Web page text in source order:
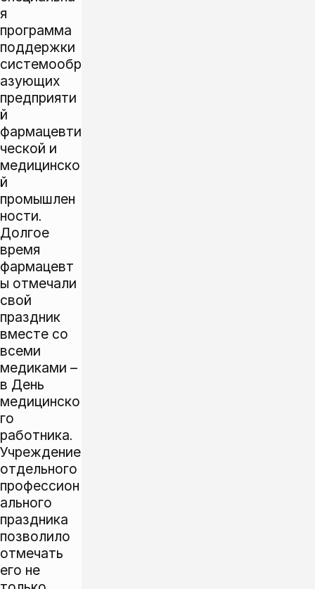
я
программа
поддержки
системообр
азующих
предприяти
й
фармацевти
ческой и
медицинско
й
промышлен
ности.
Долгое
время
фармацевт
ы отмечали
свой
праздник
вместе со
всеми
медиками –
в День
медицинско
го
работника.
Учреждение
отдельного
профессион
ального
праздника
позволило
отмечать
его не